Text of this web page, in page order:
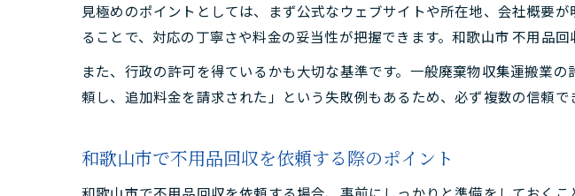
不用品回収で高
悪徳回収業者を
事例から学ぶ不
信頼できる不用
無料回収への疑問や注
不用品回収の無
見極めのポイントとしては、まず公式なウェブサイトや所在地、会社概要
ることで、対応の丁寧さや料金の妥当性が把握できます。和歌山市 不用品
また、行政の許可を得ているかも大切な基準です。一般廃棄物収集運搬業
頼し、追加料金を請求された」という失敗例もあるため、必ず複数の信頼で
和歌山市で不用品回収を依頼する際のポイント